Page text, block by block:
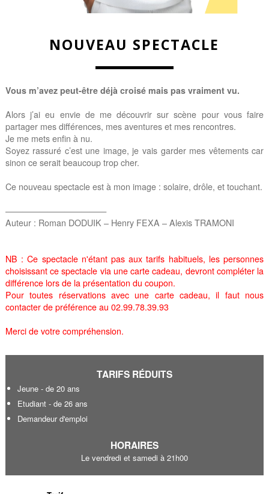
NOUVEAU SPECTACLE
Vous m’avez peut-être déjà croisé mais pas vraiment vu.
Alors j’ai eu envie de me découvrir sur scène pour vous faire
partager mes différences, mes aventures et mes rencontres.
Je me mets enfin à nu.
Soyez rassuré c’est une image, je vais garder mes vêtements car
sinon ce serait beaucoup trop cher.
Ce nouveau spectacle est à mon image : solaire, drôle, et touchant.
————————————
Auteur : Roman DODUIK – Henry FEXA – Alexis TRAMONI
NB : Ce spectacle n'étant pas aux tarifs habituels, les personnes
choisissant ce spectacle via une carte cadeau, devront compléter la
différence lors de la présentation du coupon.
Pour toutes réservations avec une carte cadeau, il faut nous
contacter de préférence au 02.99.78.39.93
Merci de votre compréhension.
TARIFS RÉDUITS
Jeune - de 20 ans
Etudiant - de 26 ans
Demandeur d'emploi
HORAIRES
Le vendredi et samedi à 21h00